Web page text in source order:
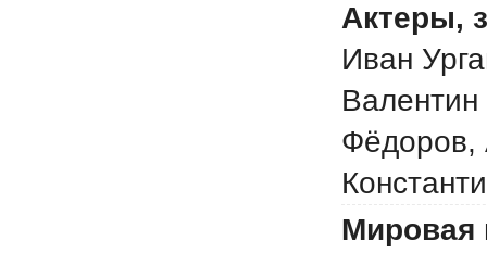
Актеры,
Иван
Фёдоров,
Мировая